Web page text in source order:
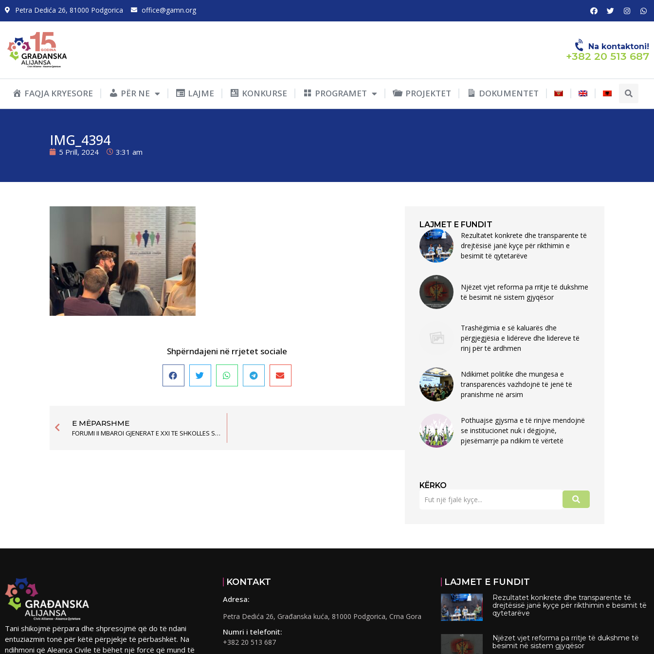
Petra Dedića 26, 81000 Podgorica office@gamn.org
Na kontaktoni!
+382 20 513 687
FAQJA KRYESORE PËR NE LAJME KONKURSE PROGRAMET PROJEKTET DOKUMENTET
IMG_4394
5 Prill, 2024 3:31 am
Shpërndajeni në rrjetet sociale
E MËPARSHME
FORUMI II MBAROI GJENERAT E XXI TE SHKOLLES SE STUDIMEVE POLITIKE
LAJMET E FUNDIT
Rezultatet konkrete dhe transparente të
drejtësisë janë kyçe për rikthimin e
besimit të qytetarëve
Njëzet vjet reforma pa rritje të dukshme
të besimit në sistem gjyqësor
Trashëgimia e së kaluarës dhe
përgjegjësia e lidëreve dhe lidereve të
rinj për të ardhmen
Ndikimet politike dhe mungesa e
transparencës vazhdojnë të jenë të
pranishme në arsim
Pothuajse gjysma e të rinjve mendojnë
se institucionet nuk i dëgjojnë,
pjesëmarrje pa ndikim të vërtetë
KËRKO
Tani shikojmë përpara dhe shpresojmë që do të ndani
entuziazmin tonë për këtë përpjekje të përbashkët. Na
ndihmoni që Aleanca Civile të bëhet një forcë që mund të
KONTAKT
Adresa:
Petra Dedića 26, Građanska kuća, 81000 Podgorica, Crna Gora
Numri i telefonit:
+382 20 513 687
LAJMET E FUNDIT
Rezultatet konkrete dhe transparente të
drejtësisë janë kyçe për rikthimin e besimit të
qytetarëve
Njëzet vjet reforma pa rritje të dukshme të
besimit në sistem gjyqësor